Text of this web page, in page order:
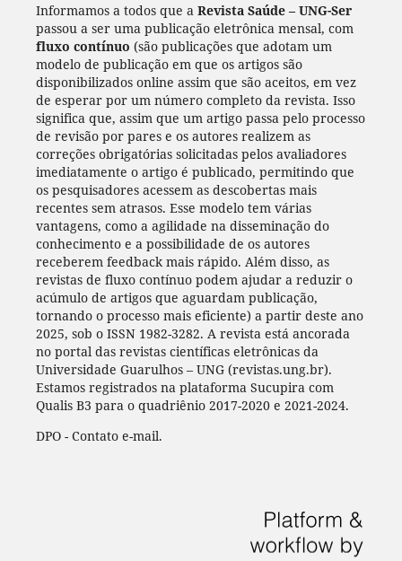
Informamos a todos que a Revista Saúde – UNG-Ser
passou a ser uma publicação eletrônica mensal, com
fluxo contínuo (são publicações que adotam um
modelo de publicação em que os artigos são
disponibilizados online assim que são aceitos, em vez
de esperar por um número completo da revista. Isso
significa que, assim que um artigo passa pelo processo
de revisão por pares e os autores realizem as
correções obrigatórias solicitadas pelos avaliadores
imediatamente o artigo é publicado, permitindo que
os pesquisadores acessem as descobertas mais
recentes sem atrasos. Esse modelo tem várias
vantagens, como a agilidade na disseminação do
conhecimento e a possibilidade de os autores
receberem feedback mais rápido. Além disso, as
revistas de fluxo contínuo podem ajudar a reduzir o
acúmulo de artigos que aguardam publicação,
tornando o processo mais eficiente) a partir deste ano
2025, sob o ISSN 1982-3282. A revista está ancorada
no portal das revistas científicas eletrônicas da
Universidade Guarulhos – UNG (revistas.ung.br).
Estamos registrados na plataforma Sucupira com
Qualis B3 para o quadriênio 2017-2020 e 2021-2024.
DPO - Contato e-mail.